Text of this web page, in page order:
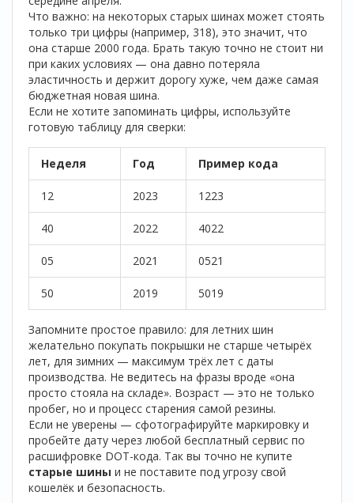
Что важно: на некоторых старых шинах может стоять
только три цифры (например, 318), это значит, что
она старше 2000 года. Брать такую точно не стоит ни
при каких условиях — она давно потеряла
эластичность и держит дорогу хуже, чем даже самая
бюджетная новая шина.
Если не хотите запоминать цифры, используйте
готовую таблицу для сверки:
Неделя Год Пример кода
12 2023 1223
40 2022 4022
05 2021 0521
50 2019 5019
Запомните простое правило: для летних шин
желательно покупать покрышки не старше четырёх
лет, для зимних — максимум трёх лет с даты
производства. Не ведитесь на фразы вроде «она
просто стояла на складе». Возраст — это не только
пробег, но и процесс старения самой резины.
Если не уверены — сфотографируйте маркировку и
пробейте дату через любой бесплатный сервис по
расшифровке DOT-кода. Так вы точно не купите
старые шины и не поставите под угрозу свой
кошелёк и безопасность.